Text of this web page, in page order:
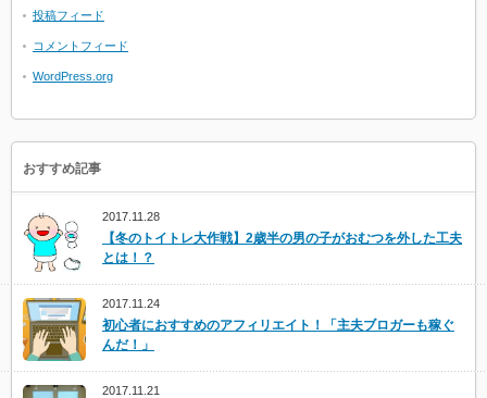
投稿フィード
コメントフィード
WordPress.org
おすすめ記事
2017.11.28
【冬のトイトレ大作戦】2歳半の男の子がおむつを外した工夫
とは！？
2017.11.24
初心者におすすめのアフィリエイト！「主夫ブロガーも稼ぐ
んだ！」
2017.11.21